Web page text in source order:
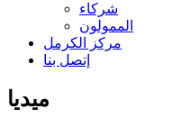
شركاء
الممولون
مركز الكرمل
إتصل بنا
ميديا